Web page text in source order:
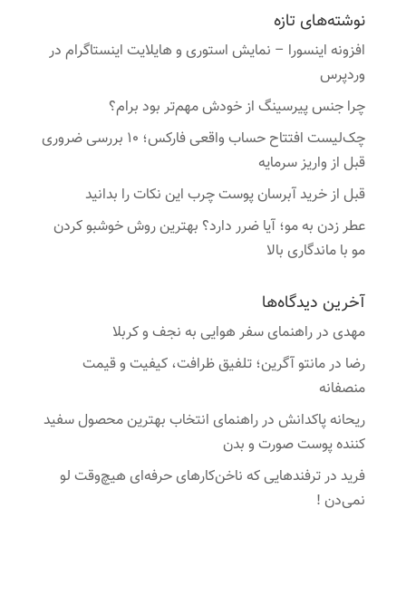
نوشته‌های تازه
افزونه اینسورا – نمایش استوری و هایلایت اینستاگرام در
وردپرس
چرا جنس پیرسینگ از خودش مهم‌تر بود برام؟
چک‌لیست افتتاح حساب واقعی فارکس؛ ۱۰ بررسی ضروری
قبل از واریز سرمایه
قبل از خرید آبرسان پوست چرب این نکات را بدانید
عطر زدن به مو؛ آیا ضرر دارد؟ بهترین روش خوشبو کردن
مو با ماندگاری بالا
آخرین دیدگاه‌ها
مهدیدرراهنمای سفر هوایی به نجف و کربلا
رضا درمانتو آگرین؛ تلفیق ظرافت، کیفیت و قیمت
منصفانه
ریحانه پاکدانشدرراهنمای انتخاب بهترین محصول سفید
کننده پوست صورت و بدن
فریددرترفندهایی که ناخن‌کارهای حرفه‌ای هیچ‌وقت لو
نمی‌دن !